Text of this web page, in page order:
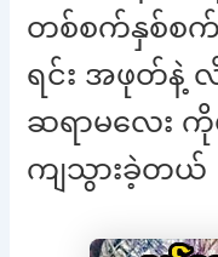
တစ်စက်နှစ်စ
ရင်း အဖုတ်နဲ့
ဆရာမလေး ကို
ကျသွားခဲ့တယ်